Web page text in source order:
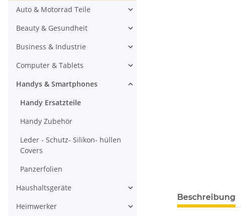
Beschreibung
Auto & Motorrad Teile
Beauty & Gesundheit
Business & Industrie
Computer & Tablets
Handys & Smartphones
Handy Ersatzteile
Handy Zubehör
Leder - Schutz- Silikon- hüllen
Covers
Panzerfolien
Haushaltsgeräte
Heimwerker